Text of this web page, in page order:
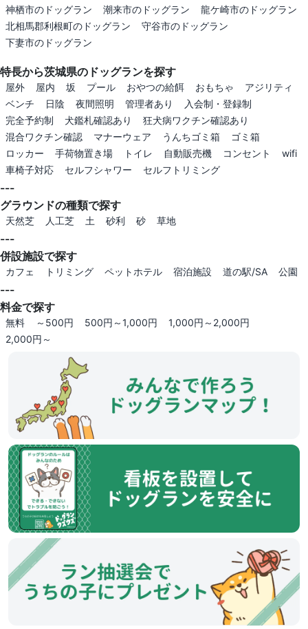
神栖市のドッグラン
潮来市のドッグラン
龍ケ崎市のドッグラン
北相馬郡利根町のドッグラン
守谷市のドッグラン
下妻市のドッグラン
特長から茨城県のドッグランを探す
屋外 屋内 坂 プール おやつの給餌 おもちゃ
アジリティ
ベンチ
日陰 夜間照明 管理者あり
入会制・登録制
完全予約制
犬鑑札確認あり
狂犬病ワクチン確認あり
混合ワクチン確認
マナーウェア うんちゴミ箱
ゴミ箱
ロッカー
手荷物置き場 トイレ 自動販売機 コンセント
wifi
車椅子対応
セルフシャワー セルフトリミング
---
グラウンドの種類で探す
天然芝 人工芝 土 砂利 砂 草地
---
併設施設で探す
カフェ トリミング ペットホテル 宿泊施設 道の駅/SA 公園
---
料金で探す
無料 ～500円 500円～1,000円
1,000円～2,000円
2,000円～